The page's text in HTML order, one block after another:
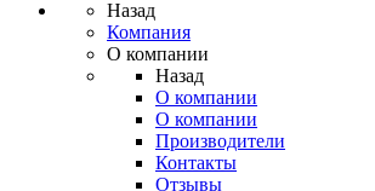
Назад
Компания
О компании
Назад
О компании
О компании
Производители
Контакты
Отзывы